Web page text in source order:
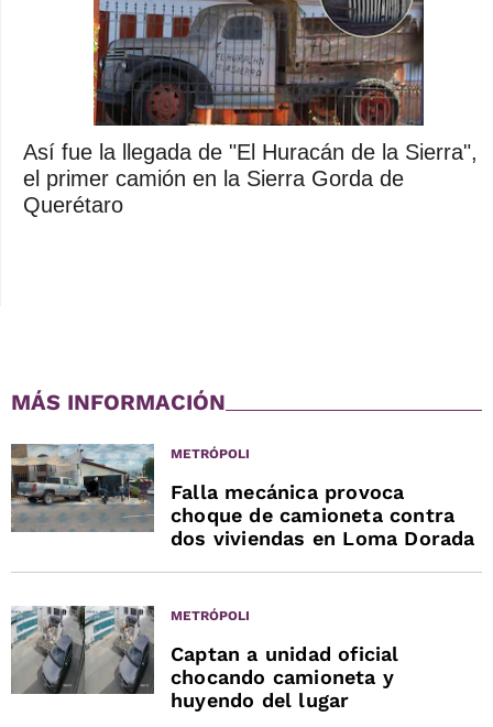
Así fue la llegada de "El Huracán de la Sierra",
el primer camión en la Sierra Gorda de
Querétaro
MÁS INFORMACIÓN
METRÓPOLI
Falla mecánica provoca
choque de camioneta contra
dos viviendas en Loma Dorada
METRÓPOLI
Captan a unidad oficial
chocando camioneta y
huyendo del lugar